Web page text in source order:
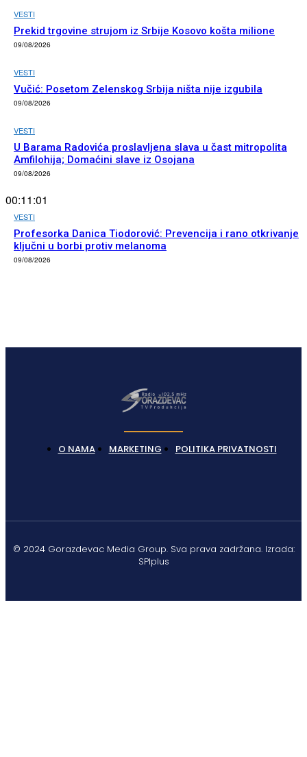
VESTI
Prekid trgovine strujom iz Srbije Kosovo košta milione
09/08/2026
VESTI
Vučić: Posetom Zelenskog Srbija ništa nije izgubila
09/08/2026
VESTI
U Barama Radovića proslavljena slava u čast mitropolita
Amfilohija; Domaćini slave iz Osojana
09/08/2026
00:11:01
VESTI
Profesorka Danica Tiodorović: Prevencija i rano otkrivanje
ključni u borbi protiv melanoma
09/08/2026
O NAMA MARKETING POLITIKA PRIVATNOSTI
© 2024 Gorazdevac Media Group. Sva prava zadržana. Izrada:
SPIplus